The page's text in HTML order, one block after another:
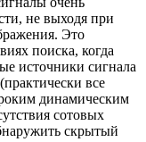
не выходя при
Это
поиска, когда
источники сигнала
все
динамическим
сотовых
скрытый